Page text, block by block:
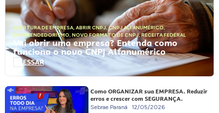
ABERTURA DE EMPRESA, ABRIR CNPJ,CNPJ ALFANUMÉRICO,
EMPREENDEDORISMO, NOVO FORMATO DE CNPJ,RECEITA FEDERAL
Vai abrir uma empresa? Entenda como
funciona o novo CNPJ Alfanumérico
ACESSAR
Como ORGANIZAR sua EMPRESA. Reduzir
erros e crescer com SEGURANÇA.
Sebrae Paraná 12/05/2026